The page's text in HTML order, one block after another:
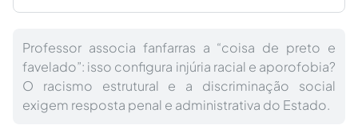
Professor associa fanfarras a “coisa de preto e
favelado”: isso configura injúria racial e aporofobia?
O racismo estrutural e a discriminação social
exigem resposta penal e administrativa do Estado.